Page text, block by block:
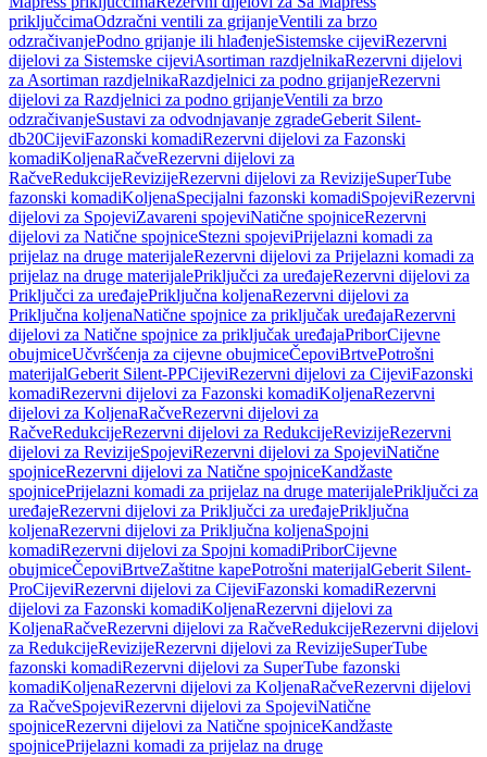
priključcimaOdzračni ventili za grijanjeVentili za brzo
odzračivanjePodno grijanje ili hlađenjeSistemske cijeviRezervni
dijelovi za Sistemske cijeviAsortiman razdjelnikaRezervni dijelovi
za Asortiman razdjelnikaRazdjelnici za podno grijanjeRezervni
dijelovi za Razdjelnici za podno grijanjeVentili za brzo
odzračivanjeSustavi za odvodnjavanje zgradeGeberit Silent-
db20CijeviFazonski komadiRezervni dijelovi za Fazonski
komadiKoljenaRačveRezervni dijelovi za
RačveRedukcijeRevizijeRezervni dijelovi za RevizijeSuperTube
fazonski komadiKoljenaSpecijalni fazonski komadiSpojeviRezervni
dijelovi za SpojeviZavareni spojeviNatične spojniceRezervni
dijelovi za Natične spojniceStezni spojeviPrijelazni komadi za
prijelaz na druge materijaleRezervni dijelovi za Prijelazni komadi za
prijelaz na druge materijalePriključci za uređajeRezervni dijelovi za
Priključci za uređajePriključna koljenaRezervni dijelovi za
Priključna koljenaNatične spojnice za priključak uređajaRezervni
dijelovi za Natične spojnice za priključak uređajaPriborCijevne
obujmiceUčvršćenja za cijevne obujmiceČepoviBrtvePotrošni
materijalGeberit Silent-PPCijeviRezervni dijelovi za CijeviFazonski
komadiRezervni dijelovi za Fazonski komadiKoljenaRezervni
dijelovi za KoljenaRačveRezervni dijelovi za
RačveRedukcijeRezervni dijelovi za RedukcijeRevizijeRezervni
dijelovi za RevizijeSpojeviRezervni dijelovi za SpojeviNatične
spojniceRezervni dijelovi za Natične spojniceKandžaste
spojnicePrijelazni komadi za prijelaz na druge materijalePriključci za
uređajeRezervni dijelovi za Priključci za uređajePriključna
koljenaRezervni dijelovi za Priključna koljenaSpojni
komadiRezervni dijelovi za Spojni komadiPriborCijevne
obujmiceČepoviBrtveZaštitne kapePotrošni materijalGeberit Silent-
ProCijeviRezervni dijelovi za CijeviFazonski komadiRezervni
dijelovi za Fazonski komadiKoljenaRezervni dijelovi za
KoljenaRačveRezervni dijelovi za RačveRedukcijeRezervni dijelovi
za RedukcijeRevizijeRezervni dijelovi za RevizijeSuperTube
fazonski komadiRezervni dijelovi za SuperTube fazonski
komadiKoljenaRezervni dijelovi za KoljenaRačveRezervni dijelovi
za RačveSpojeviRezervni dijelovi za SpojeviNatične
spojniceRezervni dijelovi za Natične spojniceKandžaste
spojnicePrijelazni komadi za prijelaz na druge